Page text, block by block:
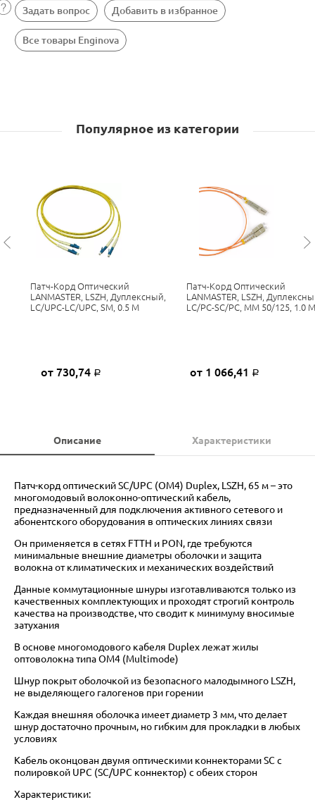
Задать вопрос Добавить в избранное
Все товары Enginova
Популярное из категории
Патч-Корд Оптический
LANMASTER, LSZH, Дуплексный,
LC/UPC-LC/UPC, SM, 0.5 М
от 730,74 Р
Патч-Корд Оптический
LANMASTER, LSZH,
LC/PC-SC/PC, MM 50/125, 1.0 М
от 1 066,41 Р
Описание Характеристики
Патч-корд оптический SC/UPC (OM4) Duplex, LSZH, 65 м – это
многомодовый волоконно-оптический кабель,
предназначенный для подключения активного сетевого и
абонентского оборудования в оптических линиях связи
Он применяется в сетях FTTH и PON, где требуются
минимальные внешние диаметры оболочки и защита
волокна от климатических и механических воздействий
Данные коммутационные шнуры изготавливаются только из
качественных комплектующих и проходят строгий контроль
качества на производстве, что сводит к минимуму вносимые
затухания
В основе многомодового кабеля Duplex лежат жилы
оптоволокна типа OM4 (Multimode)
Шнур покрыт оболочкой из безопасного малодымного LSZH,
не выделяющего галогенов при горении
Каждая внешняя оболочка имеет диаметр 3 мм, что делает
шнур достаточно прочным, но гибким для прокладки в любых
условиях
Кабель оконцован двумя оптическими коннекторами SC с
полировкой UPC (SC/UPC коннектор) с обеих сторон
Характеристики: